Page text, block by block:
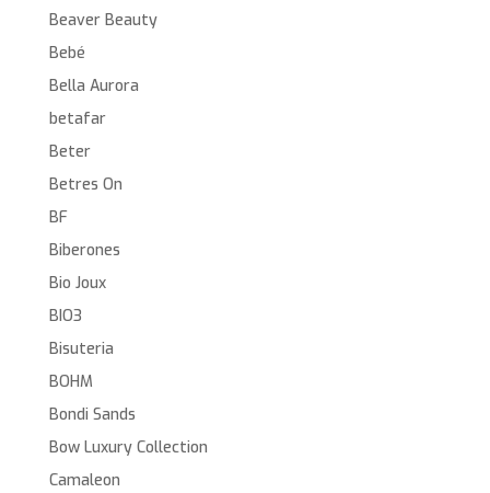
Beaver Beauty
Bebé
Bella Aurora
betafar
Beter
Betres On
BF
Biberones
Bio Joux
BIO3
Bisuteria
BOHM
Bondi Sands
Bow Luxury Collection
Camaleon